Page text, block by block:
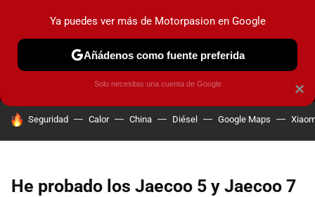
MENÚ NUEVO
COCHES ELÉCTRICOS OBSERVATORIO
HOY SE HABLA DE
Seguridad Calor China Diésel Google Maps
He probado los Jaecoo 5 y Jaecoo 7
×
Ya puedes ver más de Motorpasion en Google
Añádenos como fuente preferida
Solo necesitas una cuenta de Google